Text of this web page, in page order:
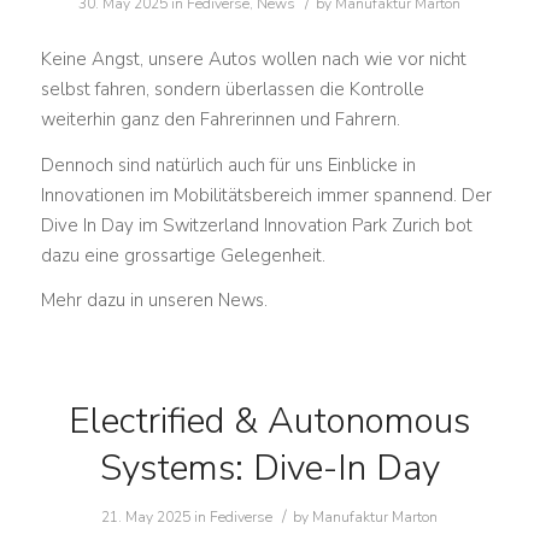
30. May 2025 in Fediverse, News by Manufaktur Marton
Keine Angst, unsere Autos wollen nach wie vor nicht
selbst fahren, sondern überlassen die Kontrolle
weiterhin ganz den Fahrerinnen und Fahrern.
Dennoch sind natürlich auch für uns Einblicke in
Innovationen im Mobilitätsbereich immer spannend. Der
Dive In Day im Switzerland Innovation Park Zurich bot
dazu eine grossartige Gelegenheit.
Mehr dazu in unseren News.
Electrified & Autonomous
Systems: Dive-In Day
21. May 2025 in Fediverse / by Manufaktur Marton